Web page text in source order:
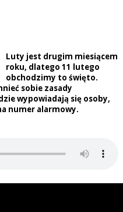
Luty jest drugim miesiącem
roku, dlatego 11 lutego
obchodzimy to święto.
sobie zasady
wypowiadają się osoby,
numer alarmowy.